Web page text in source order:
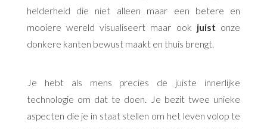
helderheid die niet alleen maar een betere en
mooiere wereld visualiseert maar ook juist onze
donkere kanten bewust maakt en thuis brengt.
Je hebt als mens precies de juiste innerlijke
technologie om dat te doen. Je bezit twee unieke
aspecten die je in staat stellen om het leven volop te